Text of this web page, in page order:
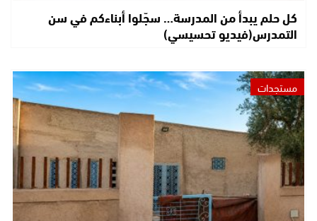
كل حلم يبدأ من المدرسة… سجّلوا أبناءكم في سن
التمدرس(فيديو تحسيسي)
مستجدات